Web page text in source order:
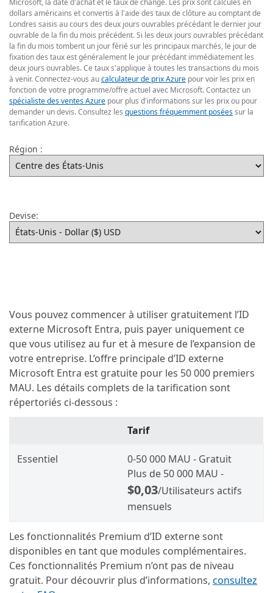
Microsoft, la date d'achat et le taux de change. Les prix sont calculés en
dollars américains et convertis à l'aide des taux de clôture au comptant de
Londres saisis au cours des deux jours ouvrables précédant le dernier jour
ouvrable de la fin du mois précédent. Si les deux jours ouvrables précédant
la fin du mois tombent un jour férié sur les principaux marchés, le jour de
fixation des taux est généralement le jour précédant immédiatement les
deux jours ouvrables. Ce taux s'applique à toutes les transactions du mois
à venir. Connectez-vous aucalculateur de prix Azure pour voir les prix en
fonction de votre programme/offre actuel avec Microsoft. Contactez un
spécialiste des ventes Azure pour plus d'informations sur les prix ou pour
demander un devis. Consultez les questions fréquemment poséessur la
tarification Azure.
Région :
Devise:
Vous pouvez commencer à utiliser gratuitement l’ID
externe Microsoft Entra, puis payer uniquement ce
que vous utilisez au fur et à mesure de l’expansion de
votre entreprise. L’offre principale d’ID externe
Microsoft Entra est gratuite pour les 50 000 premiers
MAU. Les détails complets de la tarification sont
répertoriés ci-dessous :
Tarif
Essentiel
0-50 000 MAU - Gratuit
Plus de 50 000 MAU -
$0,03/Utilisateurs actifs
mensuels
Les fonctionnalités Premium d’ID externe sont
disponibles en tant que modules complémentaires.
Ces fonctionnalités Premium n’ont pas de niveau
gratuit. Pour découvrir plus d’informations, consultez